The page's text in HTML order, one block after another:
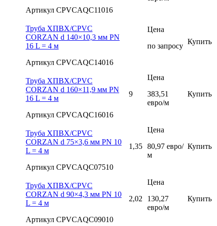
Артикул CPVCAQC11016
Труба ХПВХ/CPVC
CORZAN d 140×10,3 мм PN
16 L = 4 м
Артикул CPVCAQC14016
Цена
по запросу
Купить
Труба ХПВХ/CPVC
CORZAN d 160×11,9 мм PN
16 L = 4 м
Артикул CPVCAQC16016
9
Цена
383,51
евро/м
Купить
Труба ХПВХ/CPVC
CORZAN d 75×3,6 мм PN 10
L = 4 м
Артикул CPVCAQC07510
1,35
Цена
80,97 евро/
м
Купить
Труба ХПВХ/CPVC
CORZAN d 90×4,3 мм PN 10
L = 4 м
Артикул CPVCAQC09010
2,02
Цена
130,27
евро/м
Купить